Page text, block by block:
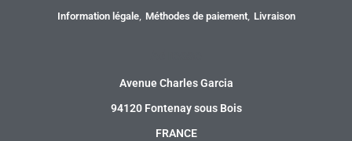
Information légale Méthodes de paiement Livraison
Avenue Charles Garcia
94120 Fontenay sous Bois
FRANCE